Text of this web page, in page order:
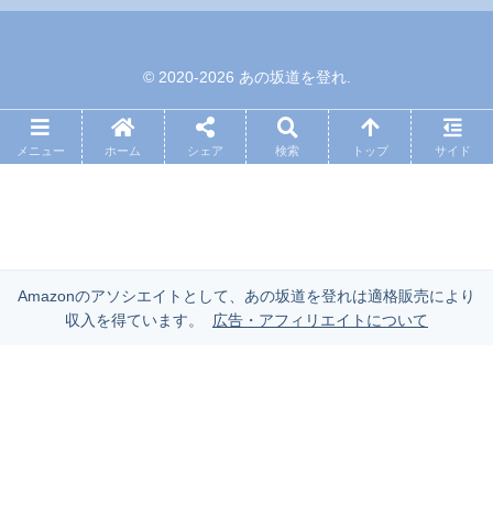
© 2020-2026 あの坂道を登れ.
メニュー ホーム シェア 検索 トップ サイド
Amazonのアソシエイトとして、あの坂道を登れは適格販売により
収入を得ています。
広告・アフィリエイトについて